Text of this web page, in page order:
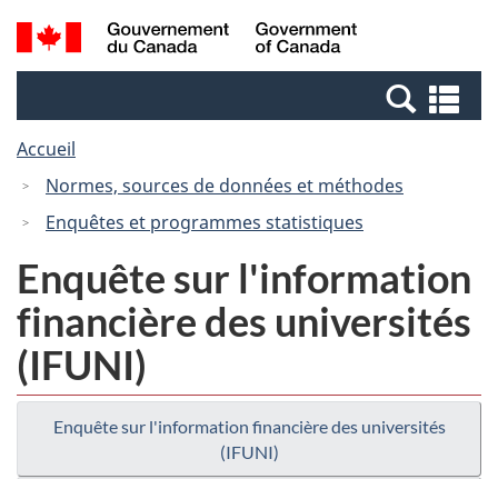
Passer
au
Passer
à
Canada
Recherche
et
et
Accueil
Normes, sources de données et méthodes
Enquêtes et programmes statistiques
Enquête sur l'information
financière des universités
(IFUNI)
Enquête sur l'information financière des universités
(IFUNI)